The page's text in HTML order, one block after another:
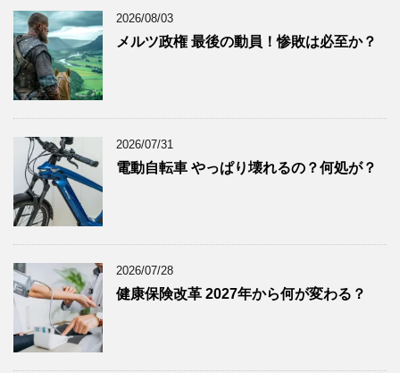
2025年6月(9)
2025年5月
(8)
2025年4月
2025年3月
2025年1月(8)
2024年12月(8)
2024年11月
2024年10月
2024年9月(9)
2024年8月(9)
2024年7月(9)
2024年6月
2024年5月
2026/08/03
メルツ政権 最後の動員！惨敗は必至か？
2026/07/31
電動自転車 やっぱり壊れるの？何処が？
2026/07/28
健康保険改革 2027年から何が変わる？